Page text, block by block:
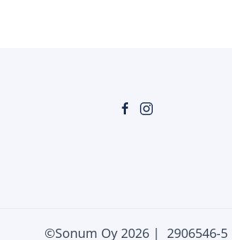
©Sonum Oy 2026 | 2906546-5